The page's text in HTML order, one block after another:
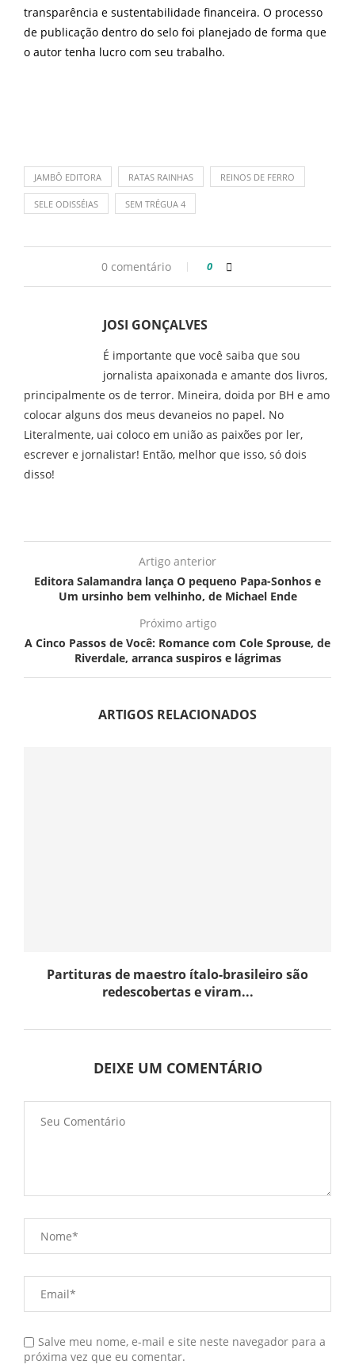
transparência e sustentabilidade financeira. O processo
de publicação dentro do selo foi planejado de forma que
o autor tenha lucro com seu trabalho.
JAMBÔ EDITORA RATAS RAINHAS REINOS DE FERRO
SELE ODISSÉIAS SEM TRÉGUA 4
0 comentário 0
JOSI GONÇALVES
É importante que você saiba que sou
jornalista apaixonada e amante dos livros,
principalmente os de terror. Mineira, doida por BH e amo
colocar alguns dos meus devaneios no papel. No
Literalmente, uai coloco em união as paixões por ler,
escrever e jornalistar! Então, melhor que isso, só dois
disso!
Artigo anterior
Editora Salamandra lança O pequeno Papa-Sonhos e
Um ursinho bem velhinho, de Michael Ende
Próximo artigo
A Cinco Passos de Você: Romance com Cole Sprouse, de
Riverdale, arranca suspiros e lágrimas
ARTIGOS RELACIONADOS
Partituras de maestro ítalo-brasileiro são
redescobertas e viram...
DEIXE UM COMENTÁRIO
Salve meu nome, e-mail e site neste navegador para a
próxima vez que eu comentar.